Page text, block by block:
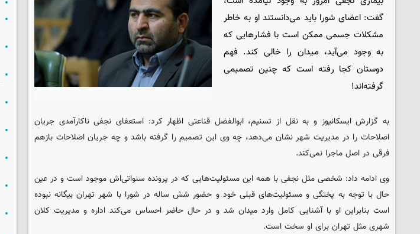
گفت: اعضای شورا باید می‌دانستند او به خاطر
مشکلات جسمی ممکن است با فشارهایی که
به وجود می‌آید، میدان را خالی کند. فهم
دوستان کجا رفته است که چنین تصمیمی
گرفته‌اند!
به گزارش ایسکانیوز و به نقل از تسنیم، ابوالفضل قناعتی اظهار کرد: استعفای نجفی ناکارآمدی جریان
اصلاحات را در مدیریت شهر نشان می‌دهد، چه وی این تصمیم را گرفته باشد و چه جریان اصلاحات بازهم
فرقی در اصل ماجرا نمی‌کند.
وی ادامه داد: شخصی مثل نجفی با همه این مسئولیت‌هایی که در پرونده سنواتی‌اش موجود است و در عین
حال با توجه به پختگی و مسئولیت‌های قبلی خود و حضور شش ساله در شورا با شهر تهران بیگانه نبوده
است بنابراین او با آشنایی کامل وارد میدان شد و در حال حاضر احساس می‌کند اداره و مدیریت کلان
شهری مثل تهران برای او سخت است.